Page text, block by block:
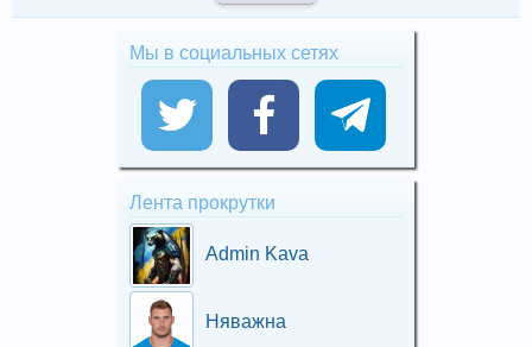
Мы в социальных сетях
Лента прокрутки
Admin Kava
Няважна